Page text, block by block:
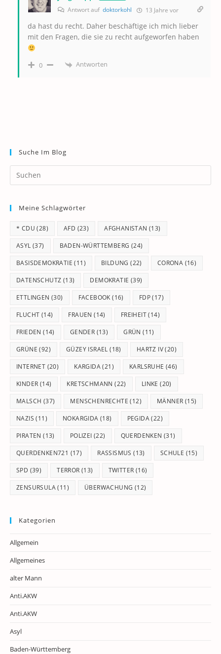
Antwort auf doktorkohl 13 Jahre vor
da hast du recht. Daher beschäftige ich mich lieber
mit den Fragen, die sie zu recht aufgeworfen haben
0 Antworten
Suche Im Blog
Meine Schlagwörter
* CDU (28) AFD (23) AFGHANISTAN (13)
ASYL (37) BADEN-WÜRTTEMBERG (24)
BASISDEMOKRATIE (11) BILDUNG (22) CORONA (16)
DATENSCHUTZ (13) DEMOKRATIE (39)
ETTLINGEN (30) FACEBOOK (16) FDP(17)
FLUCHT (14) FRAUEN (14) FREIHEIT(14)
FRIEDEN (14) GENDER (13) GRÜN (11)
GRÜNE (92) GÜZEY ISRAEL (18) HARTZ IV(20)
INTERNET (20) KARGIDA(21) KARLSRUHE (46)
KINDER (14) KRETSCHMANN (22) LINKE (20)
MALSCH (37) MENSCHENRECHTE (12) MÄNNER (15)
NAZIS (11) NOKARGIDA (18) PEGIDA(22)
PIRATEN (13) POLIZEI (22) QUERDENKEN (31)
QUERDENKEN721 (17) RASSISMUS (13) SCHULE (15)
SPD (39) TERROR (13) TWITTER (16)
ZENSURSULA(11) ÜBERWACHUNG (12)
Kategorien
Allgemein
Allgemeines
alter Mann
Anti.AKW
Anti.AKW
Asyl
Baden-Württemberg